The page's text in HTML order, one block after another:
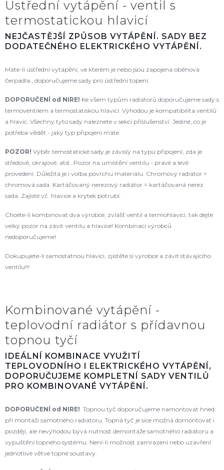
Ústřední vytápění - ventil s
termostatickou hlavicí
NEJČASTĚJŠÍ ZPŮSOB VYTÁPĚNÍ. SADY BEZ
DODATEČNÉHO ELEKTRICKÉHO VYTÁPĚNÍ.
Máte-li ústřední vytápění, ve kterém je nebo jsou zapojena oběhová
čerpadla., doporučujeme sady pro ústřední topení.
DOPORUČENÍ od NIRE! Ke všem typům radiátorů doporučujeme sady s
termoventilem a termostatiskou hlavicí. Výhodou je kompatibilita ventilů
a hlavic. Všechny tyto sady naleznete v sekci příslušenství. Jediné, co je
potřeba vědět - jaký typ připojení máte.
POZOR! Výběr temostatické sady je závislý na typu připojení, zda je
středové, okrajové, atd.. Pozor na umístění ventilu - pravé a levé
provedení. Důležitá je i volba povrchu materiálu. Chromový radiátor =
chromová sada. Kartáčovaný nerezový radiátor = kartáčovaná nerez
sada. Zajisté vč. hlavice a krytek potrubí.
Chcete-li kombinovat dva výrobce, zvlášť ventil a termohlavici, tak dejte
velký pozor na závit ventilu a hlavice! Kombinaci výrobců
nedoporučujeme!
Dokupujete-li samostatnou hlavici, zjistěte si výrobce a závit stávajícího
ventilu!!!
Kombinované vytápění -
teplovodní radiátor s přídavnou
topnou tyčí
IDEÁLNÍ KOMBINACE VYUŽITÍ
TEPLOVODNÍHO I ELEKTRICKÉHO VYTÁPĚNÍ,
DOPORUČUJEME KOMPLETNÍ SADY VENTILŮ
PRO KOMBINOVANÉ VYTÁPĚNÍ.
DOPORUČENÍ od NIRE! Topnou tyč doporučujeme namontovat hned
při montáži samotného radiátoru. Topná tyč je sice možná domontovat i
později, ale nevýhodou bývá nutnost demontáže samotného radiátoru a
vypuštění topného systému. Není-li možnost zamrazení nebo uzavření
jednotlivé větve topné soustavy.